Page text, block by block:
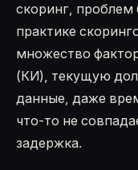
скоринг,
практике
множество
(КИ), текущую
данные, даже
что-то не
задержка.